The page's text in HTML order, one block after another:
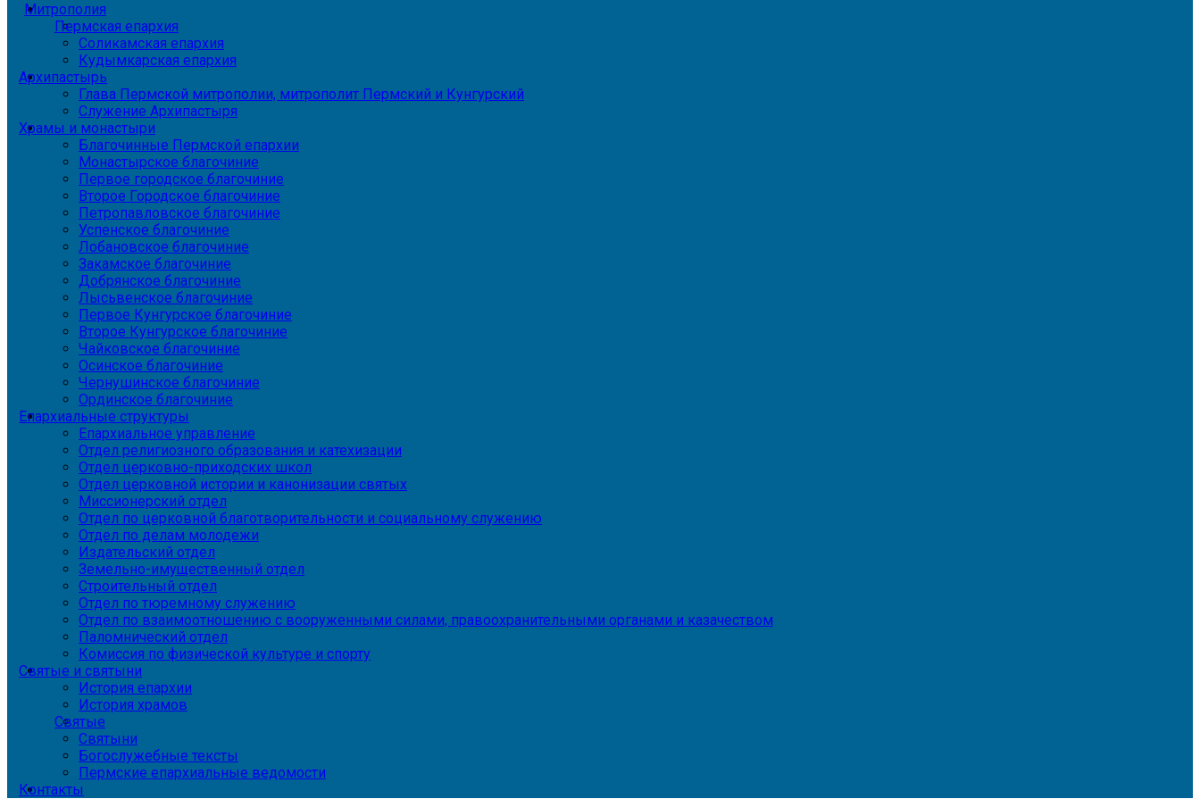
Митрополия
Пермская епархия
Соликамская епархия
Кудымкарская епархия
Архипастырь
Глава Пермской митрополии, митрополит Пермский и Кунгурский
Служение Архипастыря
Храмы и монастыри
Благочинные Пермской епархии
Монастырское благочиние
Первое городское благочиние
Второе Городское благочиние
Петропавловское благочиние
Успенское благочиние
Лобановское благочиние
Закамское благочиние
Добрянское благочиние
Лысьвенское благочиние
Первое Кунгурское благочиние
Второе Кунгурское благочиние
Чайковское благочиние
Осинское благочиние
Чернушинское благочиние
Ординское благочиние
Епархиальные структуры
Епархиальное управление
Отдел религиозного образования и катехизации
Отдел церковно-приходских школ
Отдел церковной истории и канонизации святых
Миссионерский отдел
Отдел по церковной благотворительности и социальному служению
Отдел по делам молодежи
Издательский отдел
Земельно-имущественный отдел
Строительный отдел
Отдел по тюремному служению
Отдел по взаимоотношению с вооруженными силами, правоохранительными органами и казачеством
Паломнический отдел
Комиссия по физической культуре и спорту
Святые и святыни
История епархии
История храмов
Святые
Святыни
Богослужебные тексты
Пермские епархиальные ведомости
Контакты